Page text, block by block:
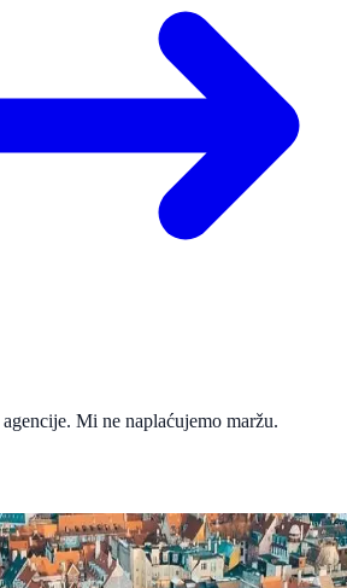
Mi ne naplaćujemo maržu.